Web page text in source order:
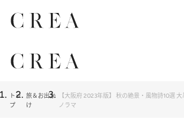
トッ
プ
旅＆お出か
け
【大阪府 2023年版】 秋の絶景・風物詩10選
ノラマ